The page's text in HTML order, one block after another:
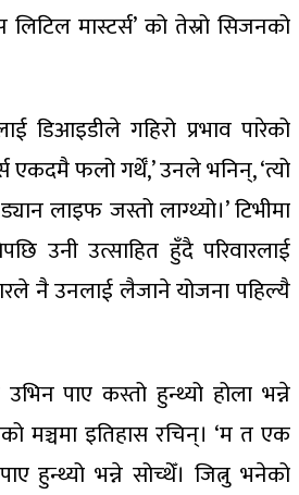
लिटिल मास्टर्स’ को तेस्रो सिजनको
डिआइडीले गहिरो प्रभाव पारेको
एकदमै फलो गर्थेँ,’ उनले भनिन्, ‘त्यो
लाइफ जस्तो लाग्थ्यो।’ टिभीमा
उनी उत्साहित हुँदै परिवारलाई
नै उनलाई लैजाने योजना पहिल्यै
पाए कस्तो हुन्थ्यो होला भन्ने
मञ्चमा इतिहास रचिन्। ‘म त एक
हुन्थ्यो भन्ने सोच्थेँ। जित्नु भनेको